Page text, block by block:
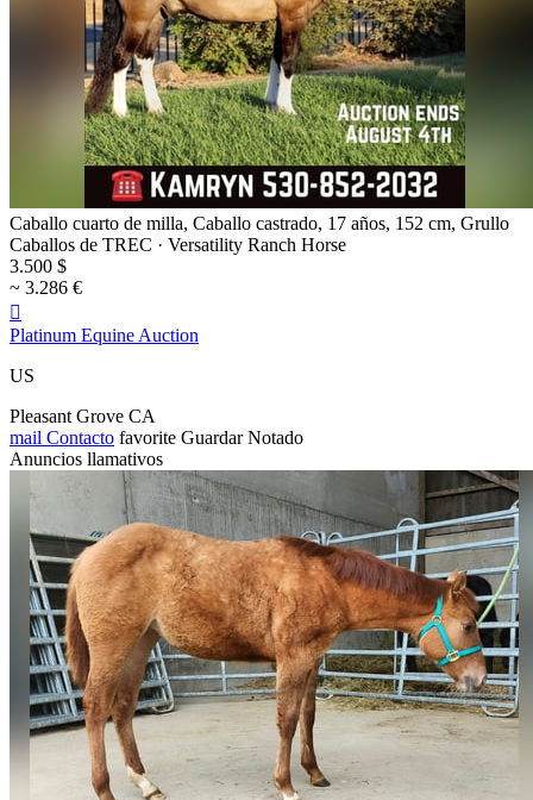
Caballo cuarto de milla, Caballo castrado, 17 años, 152 cm, Grullo
Caballos de TREC · Versatility Ranch Horse
3.500 $
~ 3.286 €

Platinum Equine Auction
US
Pleasant Grove CA
mail Contacto favorite Guardar Notado
Anuncios llamativos